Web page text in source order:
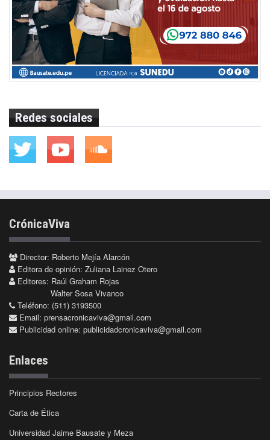
Redes sociales
CrónicaViva
Director: Roberto Mejía Alarcón
Editora de opinión: Zuliana Lainez Otero
Editores: Raúl Graham Rojas
Walter Sosa Vivanco
Teléfono: (511) 3193500
Email: prensacronicaviva@gmail.com
Publicidad online: publicidadcronicaviva@gmail.com
Enlaces
Principios Rectores
Carta de Ética
Universidad Jaime Bausate y Meza